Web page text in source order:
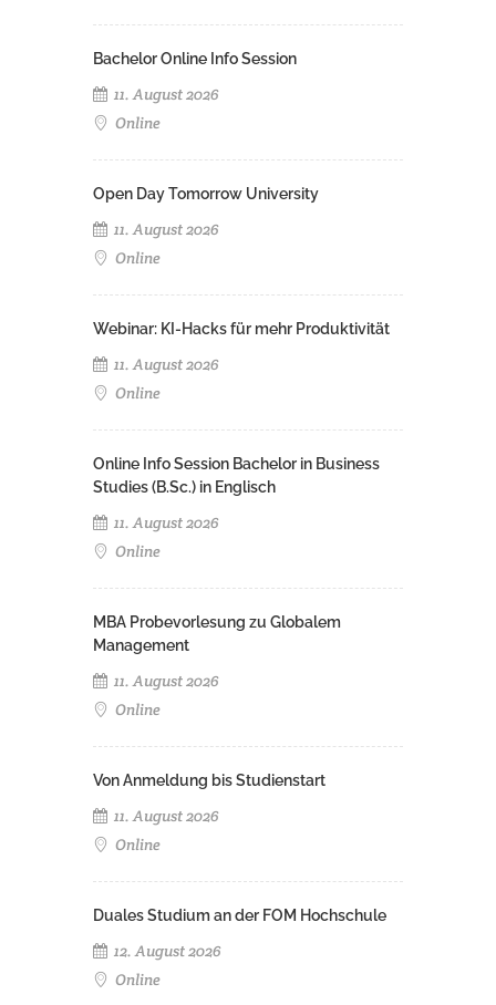
Bachelor Online Info Session
11. August 2026
Online
Open Day Tomorrow University
11. August 2026
Online
Webinar: KI-Hacks für mehr Produktivität
11. August 2026
Online
Online Info Session Bachelor in Business
Studies (B.Sc.) in Englisch
11. August 2026
Online
MBA Probevorlesung zu Globalem
Management
11. August 2026
Online
Von Anmeldung bis Studienstart
11. August 2026
Online
Duales Studium an der FOM Hochschule
12. August 2026
Online